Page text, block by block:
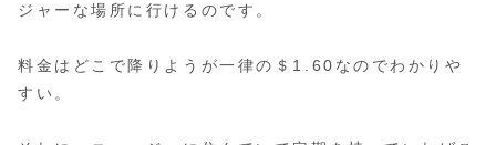
ジャーな場所に行けるのです。
料金はどこで降りようが一律の＄1.60なのでわかりや
すい。